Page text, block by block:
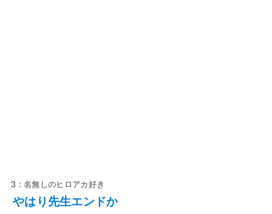
3 : 名無しのヒロアカ好き
やはり先生エンドか